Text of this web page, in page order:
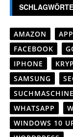
AMAZON
FACEBOOK
IPHONE
SAMSUNG
WHATSAPP
WINDOWS 10